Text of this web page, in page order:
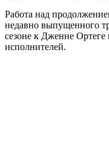
Работа над
недавно выпущенного
сезоне к Дженне
исполнителей.